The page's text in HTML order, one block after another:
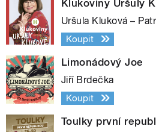
Klukoviny Uršuly
Uršula Kluková –
Koupit
Limonádový Joe
Jiří Brdečka
Koupit
Toulky první